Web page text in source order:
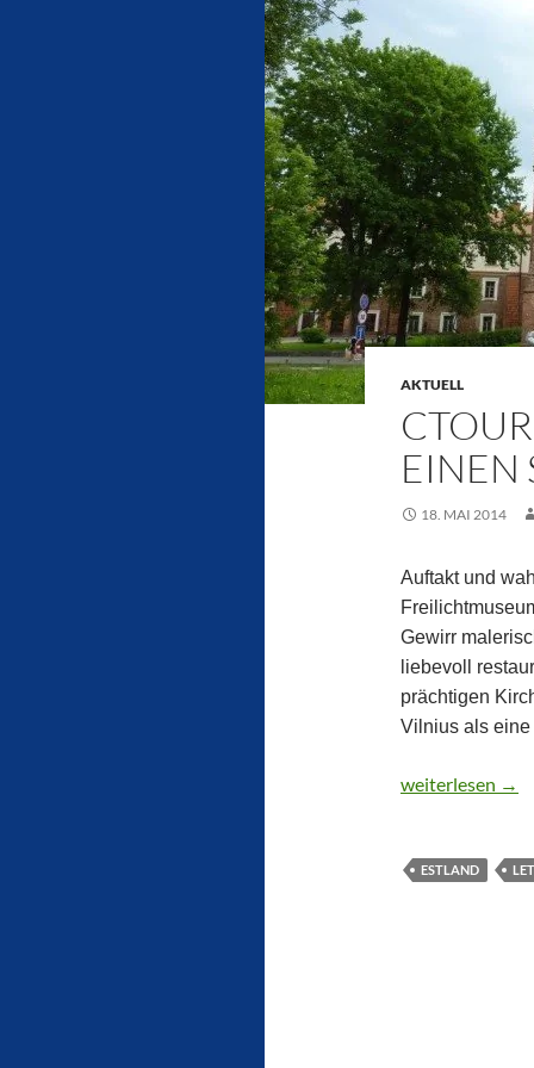
AKTUELL
EINEN
18. MAI 2014
Auftakt und
Gewirr
liebevoll
prächtigen
Vilnius als eine
CTOUR on
weiterlesen →
ESTLAND